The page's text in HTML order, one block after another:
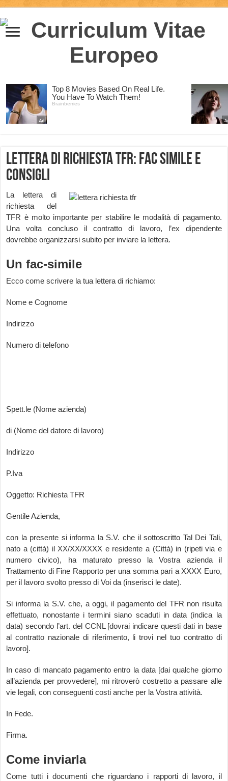
Lettera di Richiesta TFR: fac simile e
consigli
La lettera di
richiesta del
TFR è molto importante per stabilire le modalità di pagamento.
Una volta concluso il contratto di lavoro, l’ex dipendente
dovrebbe organizzarsi subito per inviare la lettera.
Un fac-simile
Ecco come scrivere la tua lettera di richiamo:
Nome e Cognome
Indirizzo
Numero di telefono
Spett.le (Nome azienda)
di (Nome del datore di lavoro)
Indirizzo
P.Iva
Oggetto: Richiesta TFR
Gentile Azienda,
con la presente si informa la S.V. che il sottoscritto Tal Dei Tali,
nato a (città) il XX/XX/XXXX e residente a (Città) in (ripeti via e
numero civico), ha maturato presso la Vostra azienda il
Trattamento di Fine Rapporto per una somma pari a XXXX Euro,
per il lavoro svolto presso di Voi da (inserisci le date).
Si informa la S.V. che, a oggi, il pagamento del TFR non risulta
effettuato, nonostante i termini siano scaduti in data (indica la
data) secondo l’art. del CCNL [dovrai indicare questi dati in base
al contratto nazionale di riferimento, li trovi nel tuo contratto di
lavoro].
In caso di mancato pagamento entro la data [dai qualche giorno
all’azienda per provvedere], mi ritroverò costretto a passare alle
vie legali, con conseguenti costi anche per la Vostra attività.
In Fede.
Firma.
Come inviarla
Come tutti i documenti che riguardano i rapporti di lavoro, il